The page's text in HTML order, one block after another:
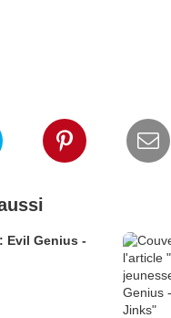
Evil Genius -